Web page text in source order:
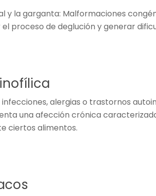
y la garganta: Malformaciones
proceso de deglución y generar
alergias o trastornos
una afección crónica
ciertos alimentos.